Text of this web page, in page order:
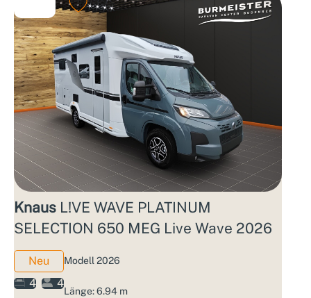
Knaus L!VE WAVE PLATINUM
SELECTION 650 MEG Live Wave 2026
Neu
4
4
Modell 2026
Länge: 6.94 m